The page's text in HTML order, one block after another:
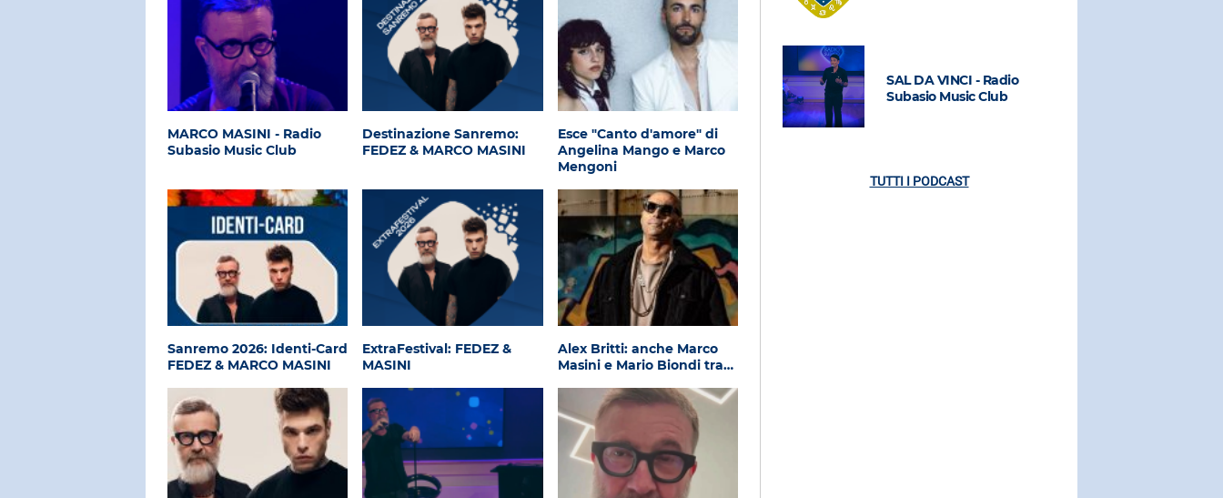
MARCO MASINI - Radio
Subasio Music Club
Destinazione Sanremo:
FEDEZ & MARCO MASINI
Esce "Canto d'amore" di
Angelina Mango e Marco
Mengoni
Sanremo 2026: Identi-Card
FEDEZ & MARCO MASINI
ExtraFestival: FEDEZ &
MASINI
Alex Britti: anche Marco
Masini e Mario Biondi tra…
SAL DA VINCI - Radio
Subasio Music Club
SAL DA VINCI - Radio
Subasio Music Club
TUTTI I PODCAST